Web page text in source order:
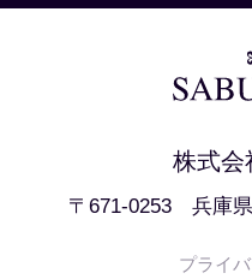
株式会
〒671-0253 兵庫
プライ